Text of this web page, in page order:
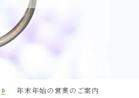
年末年始の営業のご案内